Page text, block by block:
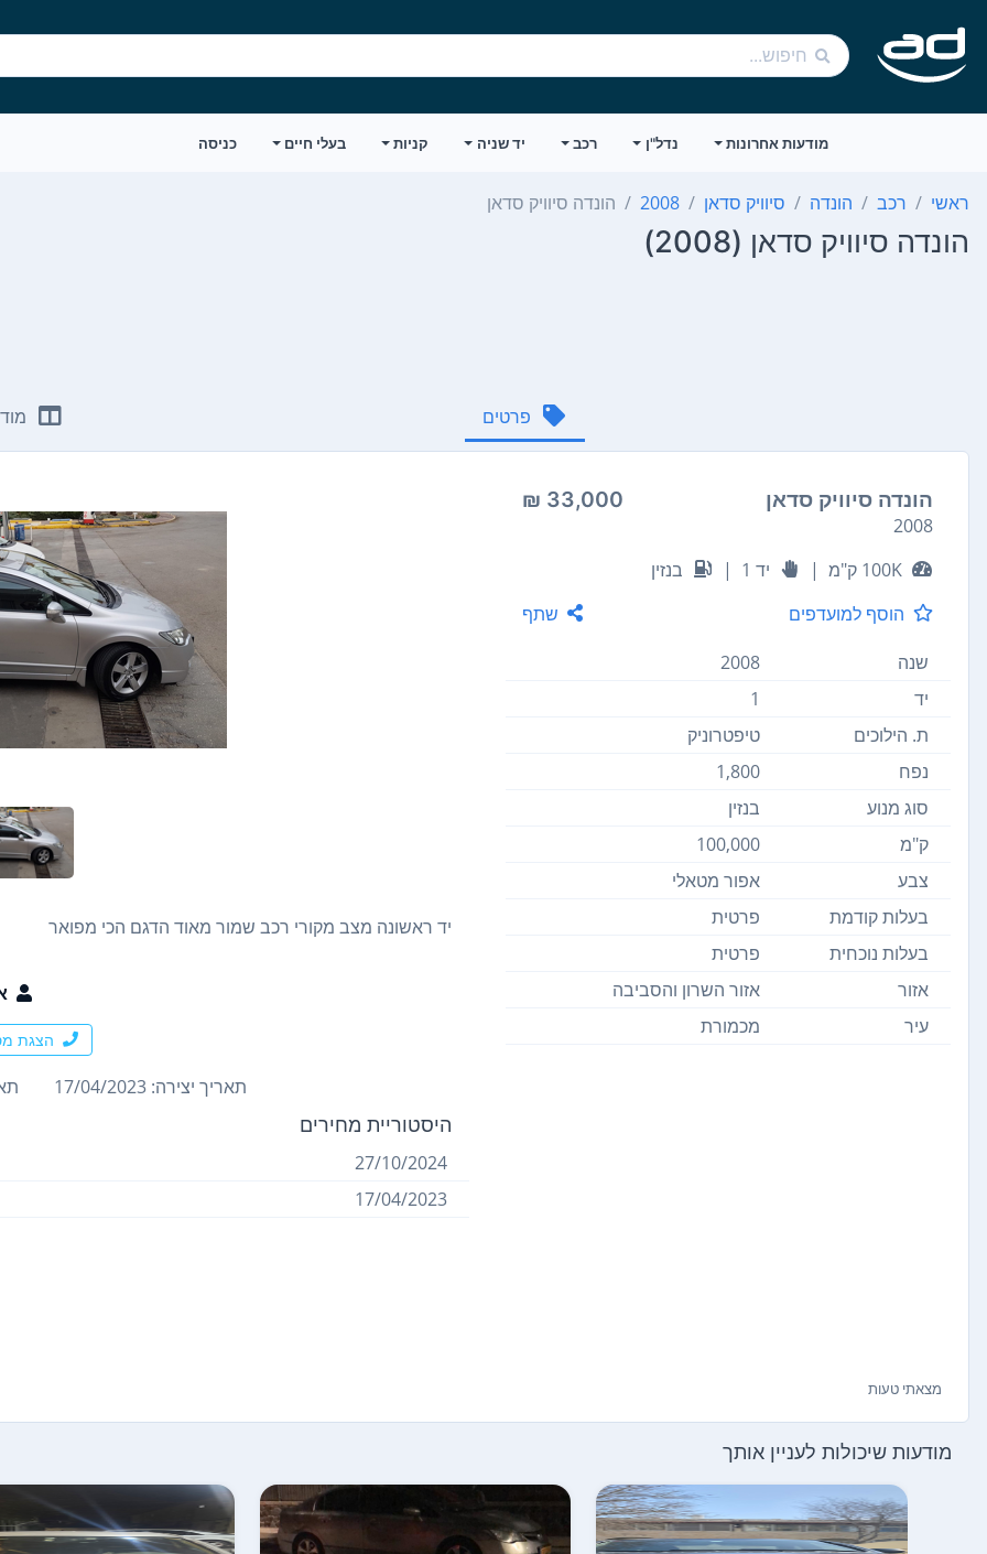
מודעות אחרונות נדל"ן רכב יד שניה קניות בעלי חיים כניסה
ראשי רכב הונדה סיוויק סדאן 2008 הונדה סיוויק סדאן
הונדה סיוויק סדאן (2008)
פרטים
הונדה סיוויק סדאן 33,000 ₪
2008
100K ק"מ
| יד 1 |
בנזין
הוסף למועדפים
שתף
שנה
2008
יד
1
ת. הילוכים
טיפטרוניק
נפח
1,800
סוג מנוע
בנזין
ק"מ
100,000
צבע
אפור מטאלי
בעלות קודמת
פרטית
בעלות נוכחית
פרטית
אזור
אזור השרון והסביבה
עיר
מכמורת
יד ראשונה מצב מקורי רכב שמור מאוד הדגם הכי מפואר
הצגת
תאריך יצירה: 17/04/2023
היסטוריית מחירים
27/10/2024
17/04/2023
מצאתי טעות
מודעות שיכולות לעניין אותך